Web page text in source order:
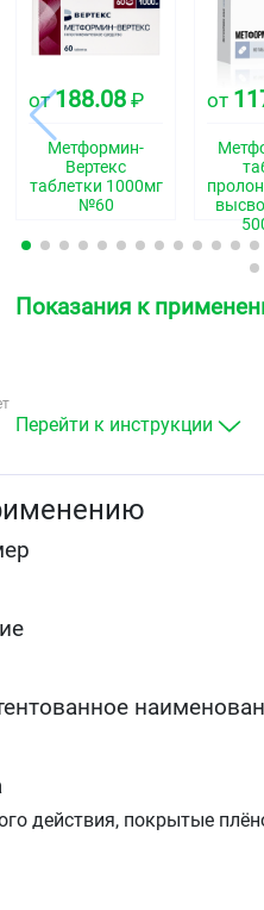
от188.08 ₽
Метформин-
Вертекс
таблетки 1000мг
№60
от
Показания к
Перейти к инструкции
действия, покрытые